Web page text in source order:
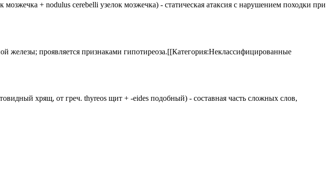
+ nodulus cerebelli узелок мозжечка) - статическая атаксия с нарушением походки при
железы; проявляется признаками гипотиреоза.[[Категория:Неклассифицированные
хрящ, от греч. thyreos щит + -eides подобный) - составная часть сложных слов,